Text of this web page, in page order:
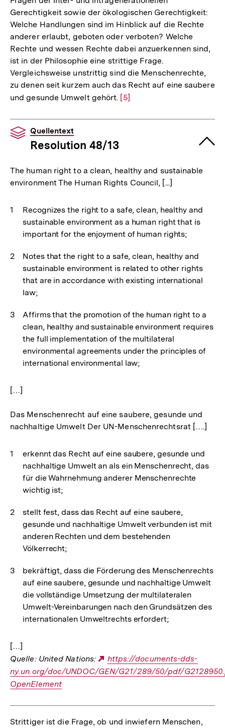
Gerechtigkeit sowie der ökologischen Gerechtigkeit:
Welche Handlungen sind im Hinblick auf die Rechte
anderer erlaubt, geboten oder verboten? Welche
Rechte und wessen Rechte dabei anzuerkennen sind,
ist in der Philosophie eine strittige Frage.
Vergleichsweise unstrittig sind die Menschenrechte,
zu denen seit kurzem auch das Recht auf eine saubere
und gesunde Umwelt gehört. Zur
der
[5]
Quellentext
Resolution 48/13
The human right to a clean, healthy and sustainable
environment The Human Rights Council, [...]
Recognizes the right to a safe, clean, healthy and
sustainable environment as a human right that is
important for the enjoyment of human rights;
Notes that the right to a safe, clean, healthy and
sustainable environment is related to other rights
that are in accordance with existing international
law;
Affirms that the promotion of the human right to a
clean, healthy and sustainable environment requires
the full implementation of the multilateral
environmental agreements under the principles of
international environmental law;
[…]
Das Menschenrecht auf eine saubere, gesunde und
nachhaltige Umwelt Der UN-Menschenrechtsrat [….]
erkennt das Recht auf eine saubere, gesunde und
nachhaltige Umwelt an als ein Menschenrecht, das
für die Wahrnehmung anderer Menschenrechte
wichtig ist;
stellt fest, dass das Recht auf eine saubere,
gesunde und nachhaltige Umwelt verbunden ist mit
anderen Rechten und dem bestehenden
Völkerrecht;
bekräftigt, dass die Förderung des Menschenrechts
auf eine saubere, gesunde und nachhaltige Umwelt
die vollständige Umsetzung der multilateralen
Umwelt-Vereinbarungen nach den Grundsätzen des
internationalen Umweltrechts erfordert;
[…]
Quelle: United Nations:
Externer
Link:
https://documents-dds-
ny.un.org/doc/UNDOC/GEN/G21/289/50/pdf/
OpenElement
Strittiger ist die Frage, ob und inwiefern Menschen,